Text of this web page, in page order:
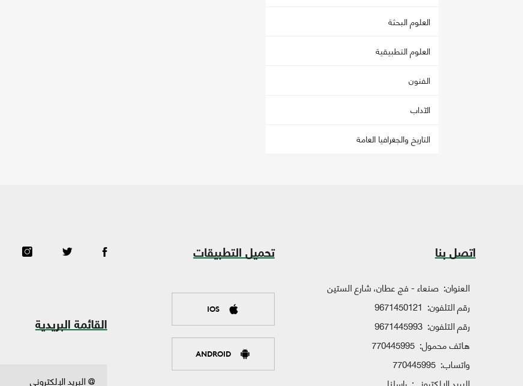
العلوم البحثة
العلوم التطبيقية
الفنون
الآداب
التاريخ والجغرافيا العامة
اتصل بنا
العنوان: صنعاء - فج عطان، شارع الستين
رقم التلفون: 9671450121
رقم التلفون: 9671445993
هاتف محمول: 770445995
واتساب: 770445995
تحميل التطبيقات
IOS
ANDROID
القائمة البريدية